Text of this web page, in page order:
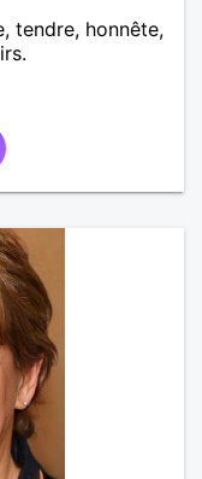
tendre, honnête,